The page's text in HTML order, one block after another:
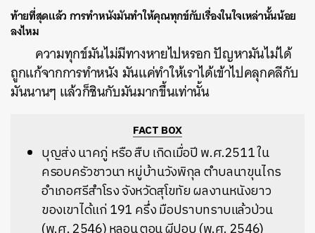
ท้ายที่สุดแล้วการทำหนังมันทำให้คุณทุกข์กับเรื่องในใจเหล่านั้นน้อย
ลงไหม
ความทุกข์มันไม่มีทางหายไปหรอก ปัญหามันไม่ได้
ถูกแก้จากการทำหนัง มันแค่ทำให้เราได้เข้าไปคลุกคลีกับ
มันนานๆ แล้วก็ชินกับมันมากขึ้นเท่านั้น
FACT BOX
บุญส่ง นาคภู่ หรือ สืบ เกิดเมื่อปี พ.ศ.2511 ใน
ครอบครัวชาวนา หมู่บ้านวังพิกุล ตำบลนาขุนไกร
อำเภอศรีสำโรง จังหวัดสุโขทัย ผลงานหนังยาว
ของเขาได้แก่ 191 ครึ่ง มือปราบทราบแล้วป่วน